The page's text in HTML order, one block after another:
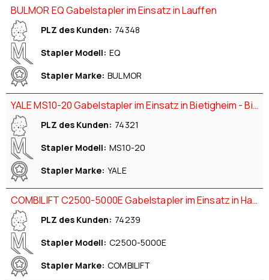
BULMOR EQ Gabelstapler im Einsatz in Lauffen
PLZ des Kunden 74348
Stapler Modell EQ
Stapler Marke BULMOR
YALE MS10-20 Gabelstapler im Einsatz in Bietigheim - Bissingen
PLZ des Kunden 74321
Stapler Modell MS10-20
Stapler Marke YALE
COMBILIFT C2500-5000E Gabelstapler im Einsatz in Hardthausen - Gochsen
PLZ des Kunden 74239
Stapler Modell C2500-5000E
Stapler Marke COMBILIFT